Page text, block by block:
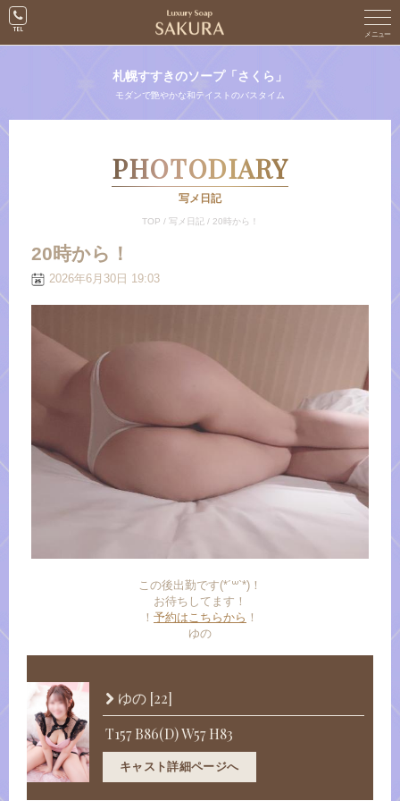
札幌すすきのソープ「さくら」
モダンで艶やかな和テイストのバスタイム
PHOTODIARY
写メ日記
TOP / 写メ日記 / 20時から！
20時から！
2026年6月30日 19:03
この後出勤です(*´꒳`*)！
お待ちしてます！
！ 予約はこちらから ！
ゆの
ゆの [22]
T157 B86(D) W57 H83
キャスト詳細ページへ